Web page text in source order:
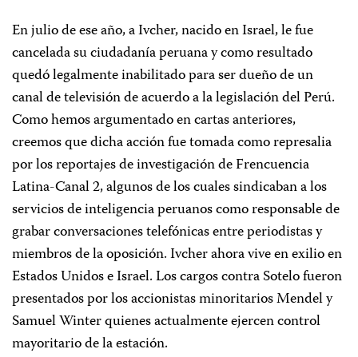
En julio de ese año, a Ivcher, nacido en Israel, le fue
cancelada su ciudadanía peruana y como resultado
quedó legalmente inabilitado para ser dueño de un
canal de televisión de acuerdo a la legislación del Perú.
Como hemos argumentado en cartas anteriores,
creemos que dicha acción fue tomada como represalia
por los reportajes de investigación de Frencuencia
Latina-Canal 2, algunos de los cuales sindicaban a los
servicios de inteligencia peruanos como responsable de
grabar conversaciones telefónicas entre periodistas y
miembros de la oposición. Ivcher ahora vive en exilio en
Estados Unidos e Israel. Los cargos contra Sotelo fueron
presentados por los accionistas minoritarios Mendel y
Samuel Winter quienes actualmente ejercen control
mayoritario de la estación.